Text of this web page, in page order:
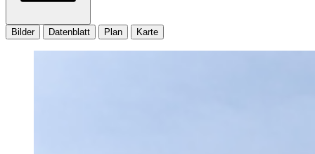
Bilder Datenblatt Plan Karte